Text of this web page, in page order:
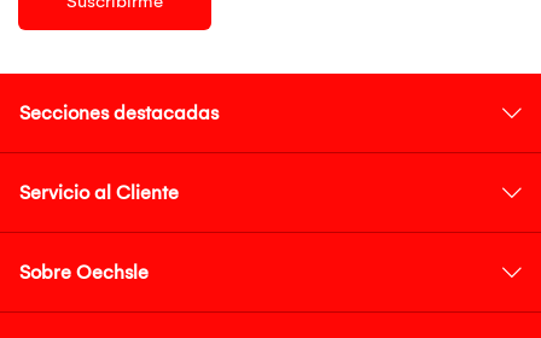
Secciones destacadas
Servicio al Cliente
Sobre Oechsle